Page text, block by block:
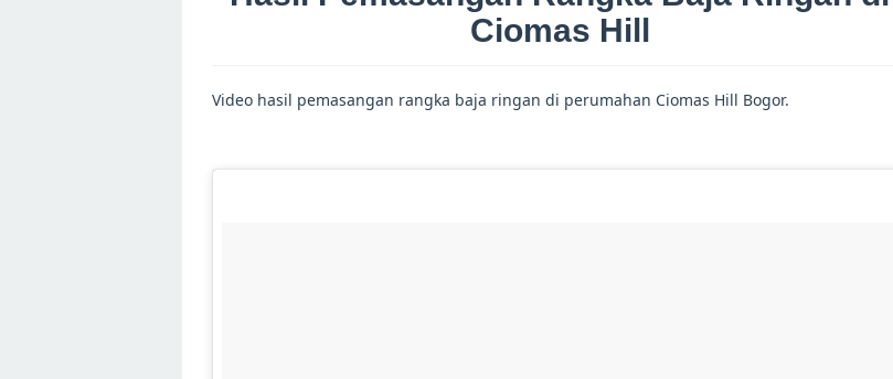
Ciomas Hill
Video hasil pemasangan rangka baja ringan di perumahan Ciomas Hill Bogor.